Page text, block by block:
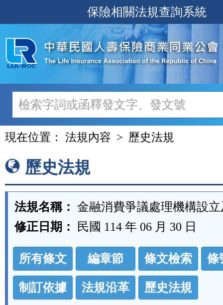
至
主
內
容
保險相關法規查詢系統
現在位置： 法規內容 歷史法規
歷史法規
法規名稱： 金融消費爭議處理機構設
修正日期：
民國 114 年 06 月 30 日
法
規
功
能
所有條文 編章節 條文檢索 條
制訂依據 法規沿革 歷史法規